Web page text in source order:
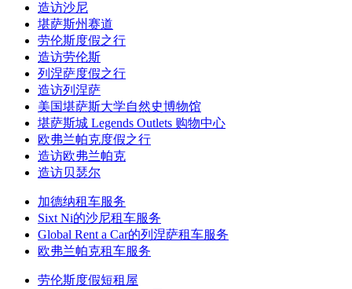
造访沙尼
堪萨斯州赛道
劳伦斯度假之行
造访劳伦斯
列涅萨度假之行
造访列涅萨
美国堪萨斯大学自然史博物馆
堪萨斯城 Legends Outlets 购物中心
欧弗兰帕克度假之行
造访欧弗兰帕克
造访贝瑟尔
加德纳租车服务
Sixt Ni的沙尼租车服务
Global Rent a Car的列涅萨租车服务
欧弗兰帕克租车服务
劳伦斯度假短租屋